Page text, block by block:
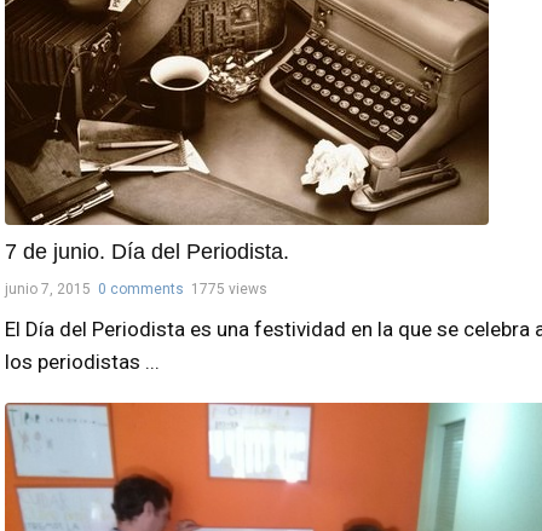
7 de junio. Día del Periodista.
junio 7, 2015 0 comments 1775 views
El Día del Periodista es una festividad en la que se celebra
los periodistas ...